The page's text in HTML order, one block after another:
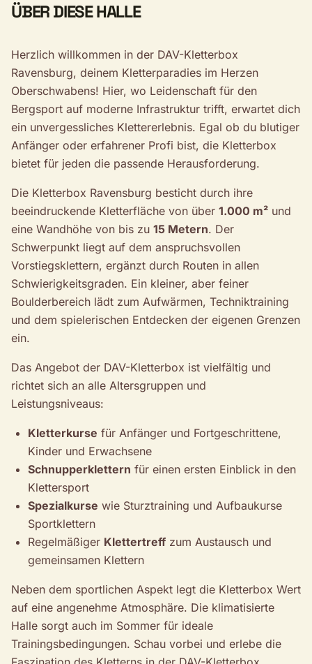
ÜBER DIESE HALLE
Herzlich willkommen in der DAV-Kletterbox
Ravensburg, deinem Kletterparadies im Herzen
Oberschwabens! Hier, wo Leidenschaft für den
Bergsport auf moderne Infrastruktur trifft, erwartet dich
ein unvergessliches Klettererlebnis. Egal ob du blutiger
Anfänger oder erfahrener Profi bist, die Kletterbox
bietet für jeden die passende Herausforderung.
Die Kletterbox Ravensburg besticht durch ihre
beeindruckende Kletterfläche von über 1.000 m² und
eine Wandhöhe von bis zu 15 Metern. Der
Schwerpunkt liegt auf dem anspruchsvollen
Vorstiegsklettern, ergänzt durch Routen in allen
Schwierigkeitsgraden. Ein kleiner, aber feiner
Boulderbereich lädt zum Aufwärmen, Techniktraining
und dem spielerischen Entdecken der eigenen Grenzen
ein.
Das Angebot der DAV-Kletterbox ist vielfältig und
richtet sich an alle Altersgruppen und
Leistungsniveaus:
Kletterkurse für Anfänger und Fortgeschrittene,
Kinder und Erwachsene
Schnupperklettern für einen ersten Einblick in den
Klettersport
Spezialkurse wie Sturztraining und Aufbaukurse
Sportklettern
Regelmäßiger Klettertreff zum Austausch und
gemeinsamen Klettern
Neben dem sportlichen Aspekt legt die Kletterbox Wert
auf eine angenehme Atmosphäre. Die klimatisierte
Halle sorgt auch im Sommer für ideale
Trainingsbedingungen. Schau vorbei und erlebe die